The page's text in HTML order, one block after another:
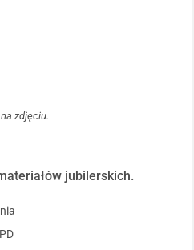
zdjęciu.
jubilerskich.